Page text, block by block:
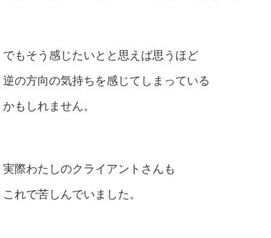
でもそう感じたいとと思えば思うほど
逆の方向の気持ちを感じてしまっている
かもしれません。
実際わたしのクライアントさんも
これで苦しんでいました。